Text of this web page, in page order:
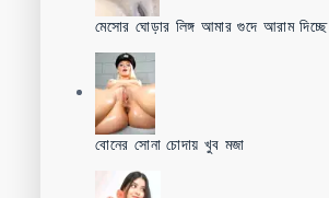
মেসোর ঘোড়ার লিঙ্গ আমার গুদে আরাম দিচ্ছে
বোনের সোনা চোদায় খুব মজা